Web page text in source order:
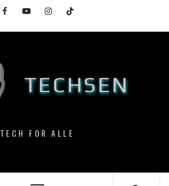
FacebookYouTubeInstagramTikTok
TECHSEN
TECH FOR ALLE